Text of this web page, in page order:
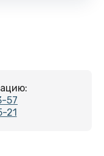
57
21